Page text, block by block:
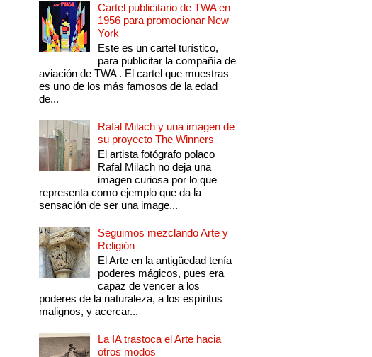
Cartel publicitario de TWA en
1956 para promocionar New
York
Este es un cartel turístico,
para publicitar la compañía de
aviación de TWA . El cartel que muestras
es uno de los más famosos de la edad
de...
Rafal Milach y una imagen de
su proyecto The Winners
El artista fotógrafo polaco
Rafal Milach no deja una
imagen curiosa por lo que
representa como ejemplo que da la
sensación de ser una image...
Seguimos mezclando Arte y
Religión
El Arte en la antigüedad tenía
poderes mágicos, pues era
capaz de vencer a los
poderes de la naturaleza, a los espíritus
malignos, y acercar...
La IA trastoca el Arte hacia
otros modos